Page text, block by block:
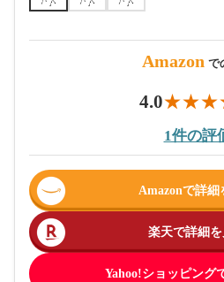
Amazon で
4.0
1件の評
Amazonで詳細
楽天で詳細を
Yahoo!ショッピング